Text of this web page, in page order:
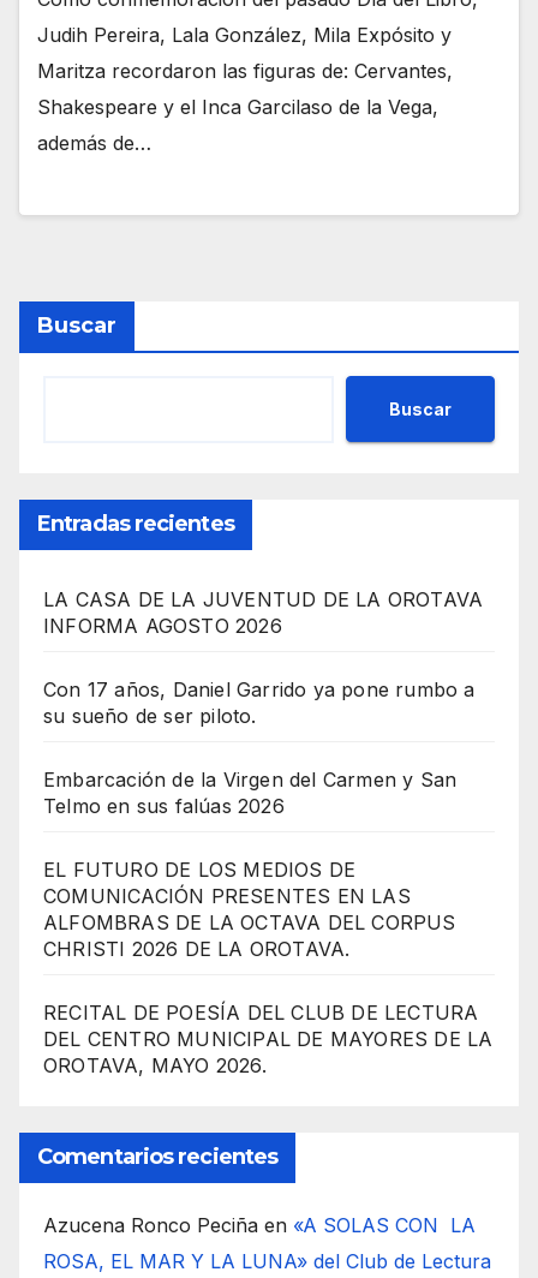
Judih Pereira, Lala González, Mila Expósito y
Maritza recordaron las figuras de: Cervantes,
Shakespeare y el Inca Garcilaso de la Vega,
además de…
Buscar
Buscar
Entradas recientes
LA CASA DE LA JUVENTUD DE LA OROTAVA
INFORMA AGOSTO 2026
Con 17 años, Daniel Garrido ya pone rumbo a
su sueño de ser piloto.
Embarcación de la Virgen del Carmen y San
Telmo en sus falúas 2026
EL FUTURO DE LOS MEDIOS DE
COMUNICACIÓN PRESENTES EN LAS
ALFOMBRAS DE LA OCTAVA DEL CORPUS
CHRISTI 2026 DE LA OROTAVA.
RECITAL DE POESÍA DEL CLUB DE LECTURA
DEL CENTRO MUNICIPAL DE MAYORES DE LA
OROTAVA, MAYO 2026.
Comentarios recientes
Azucena Ronco Peciña en «A SOLAS CON LA
ROSA, EL MAR Y LA LUNA» del Club de Lectura